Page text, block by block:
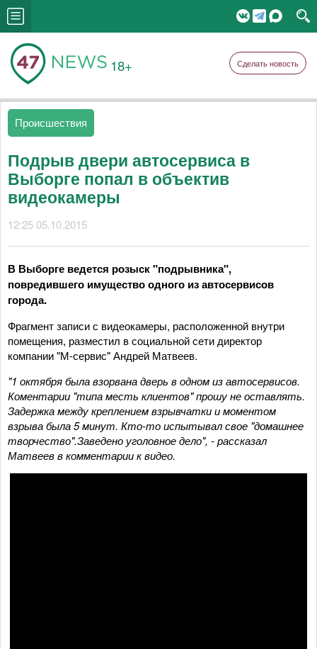
18+ Сделать новость
Происшествия
Подрыв двери автосервиса в
Выборге попал в объектив
видеокамеры
12:25 05.10.2015
В Выборге ведется розыск "подрывника",
повредившего имущество одного из автосервисов
города.
Фрагмент записи с видеокамеры, расположенной внутри
помещения, разместил в социальной сети директор
компании "М-сервис" Андрей Матвеев.
"1 октября была взорвана дверь в одном из автосервисов.
Коментарии "типа месть клиентов" прошу не оставлять.
Задержка между креплением взрывчатки и моментом
взрыва была 5 минут. Кто-то испытывал свое "домашнее
творчество".Заведено уголовное дело", - рассказал
Матвеев в комментарии к видео.